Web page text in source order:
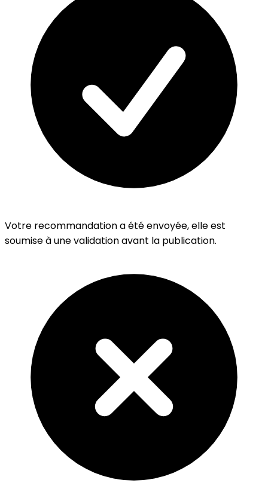
Votre recommandation a été envoyée, elle est
soumise à une validation avant la publication.